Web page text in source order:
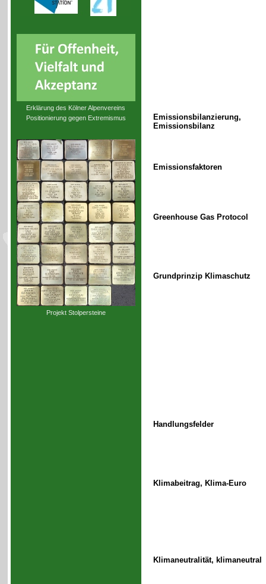
Erklärung des Kölner Alpenvereins
Positionierung gegen Extremismus
Projekt Stolpersteine
Emissionsbilanzierung,
Emissionsbilanz
Emissionsfaktoren
Greenhouse Gas Protocol
Grundprinzip Klimaschutz
Handlungsfelder
Klimabeitrag, Klima-Euro
Klimaneutralität, klimaneutral